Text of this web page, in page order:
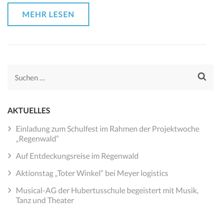
MEHR LESEN
Suchen
AKTUELLES
Einladung zum Schulfest im Rahmen der Projektwoche
„Regenwald“
Auf Entdeckungsreise im Regenwald
Aktionstag „Toter Winkel“ bei Meyer logistics
Musical-AG der Hubertusschule begeistert mit Musik,
Tanz und Theater